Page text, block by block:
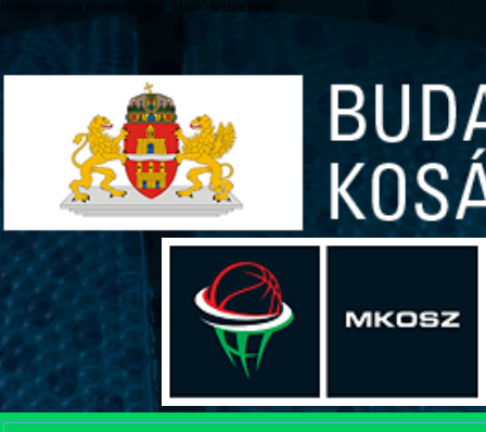
/web/webpont.com/kcs/html/_Main_/index.html